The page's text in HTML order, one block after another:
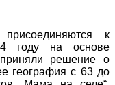
к
году на основе
решение о
география с 63 до